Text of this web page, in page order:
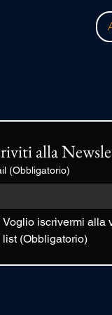
alla
(Obbligatorio)
Voglio iscrivermi alla
list (Obbligatorio)